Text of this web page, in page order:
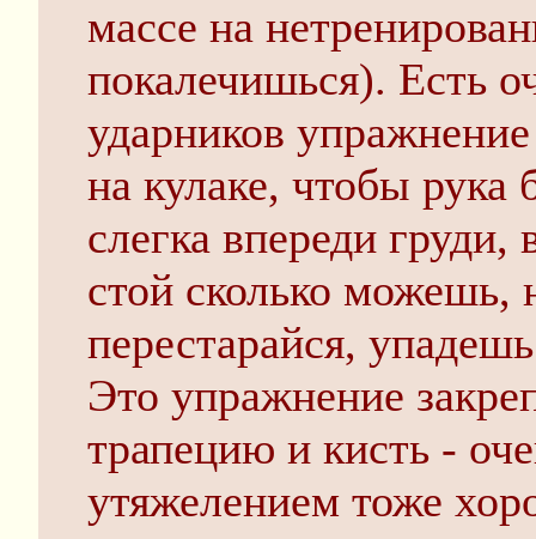
массе на
покалечишься). Есть
ударников
на кулаке, чтобы
слегка впереди
стой сколько можешь,
перестарайся,
Это упражнение
трапецию и кисть -
утяжелением тоже